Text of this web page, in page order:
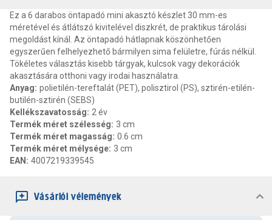
Ez a 6 darabos öntapadó mini akasztó készlet 30 mm-es
méretével és átlátszó kivitelével diszkrét, de praktikus tárolási
megoldást kínál. Az öntapadó hátlapnak köszönhetően
egyszerűen felhelyezhető bármilyen sima felületre, fúrás nélkül.
Tökéletes választás kisebb tárgyak, kulcsok vagy dekorációk
akasztására otthoni vagy irodai használatra.
Anyag: polietilén-tereftalát (PET), polisztirol (PS), sztirén-etilén-
butilén-sztirén (SEBS)
Kellékszavatosság: 2 év
Termék méret szélesség: 3 cm
Termék méret magasság: 0.6 cm
Termék méret mélysége: 3 cm
EAN : 4007219339545
Vásárlói vélemények